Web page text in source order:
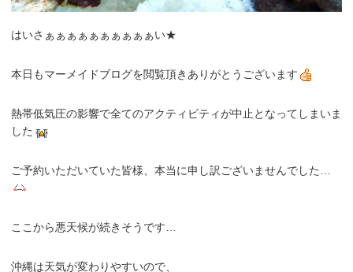
はいさぁぁぁぁぁぁぁぁぁぁい★
本日もマーメイドブログを閲覧頂きありがとうございます
熱帯低気圧の影響で全てのアクティビティが中止となってしまいま
した
ご予約いただいていた皆様、本当に申し訳ございませんでした…
ここから悪天候が続きそうです…
沖縄は天気が変わりやすいので、